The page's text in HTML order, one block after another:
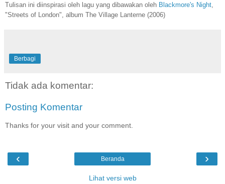
Tulisan ini diinspirasi oleh lagu yang dibawakan oleh Blackmore's Night
"Streets of London", album The Village Lanterne (2006)
Berbagi
Tidak ada komentar:
Posting Komentar
Thanks for your visit and your comment.
‹ ›
Beranda
Lihat versi web